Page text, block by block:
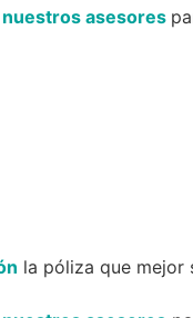
asesores
la póliza que mejor